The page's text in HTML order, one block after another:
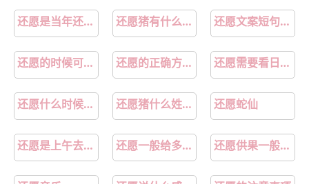
第25章叫名字 第26章提议
第27章旅馆 第28章尴尬
第1章：新居 第2章：耍赖
第3章：有动静 第4章：看得见
第5章：疑惑 第6章：共识
还愿是当年还是下一年 还愿猪有什么讲究 还愿文案短句干净
还愿的时候可以再请愿吗 还愿的正确方法和规矩 还愿需要看日子吗什么时间去
还愿什么时候去合适 还愿猪什么姓不能吃 还愿蛇仙
还愿是上午去还是下午去 还愿一般给多少钱在功德香里 还愿供果一般供什么水果